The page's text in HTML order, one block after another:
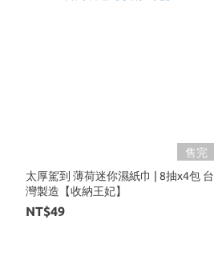
售完
太厚駕到 薄荷迷你濕紙巾 | 8抽x4包 台
灣製造【收納王妃】
NT$49